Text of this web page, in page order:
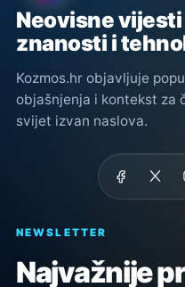
Neovisne
znanosti i
Kozmos.hr objavljuje
objašnjenja i kontekst za
svijet izvan naslova.
NEWSLETTER
Najvažnije